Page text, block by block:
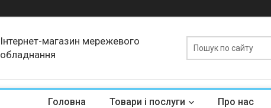
Інтернет-магазин мережевого
обладнання
Головна Товари і послуги Про нас